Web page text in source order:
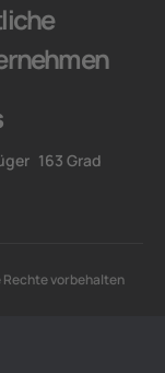
163 Grad
Rechte vorbehalten